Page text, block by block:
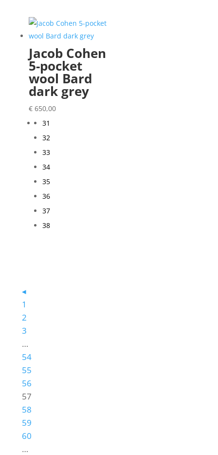
Jacob Cohen
5-pocket
wool Bard
dark grey
€650,00
31
32
33
34
35
36
37
38
◂
1
2
3
…
54
55
56
57
58
59
60
…